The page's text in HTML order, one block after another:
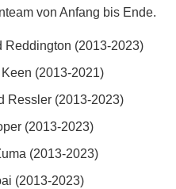
von Anfang bis Ende.
Reddington (2013-2023)
(2013-2021)
Ressler (2013-2023)
(2013-2023)
(2013-2023)
(2013-2023)